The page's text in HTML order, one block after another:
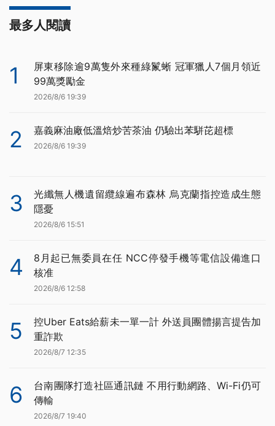
最多人閱讀
1
屏東移除逾9萬隻外來種綠鬣蜥 冠軍獵人7個月領近
99萬獎勵金
2026/8/6 19:39
2 嘉義麻油廠低溫焙炒苦茶油 仍驗出苯駢芘超標
2026/8/6 19:39
3
光纖無人機遺留纜線遍布森林 烏克蘭指控造成生態
隱憂
2026/8/6 15:51
4
8月起已無委員在任 NCC停發手機等電信設備進口
核准
2026/8/6 12:58
5
控Uber Eats給薪未一單一計 外送員團體揚言提告加
重詐欺
2026/8/7 12:35
6
台南團隊打造社區通訊鏈 不用行動網路、Wi-Fi仍可
傳輸
2026/8/7 19:40